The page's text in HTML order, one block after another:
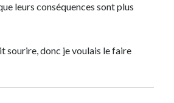
leurs conséquences sont plus
sourire, donc je voulais le faire